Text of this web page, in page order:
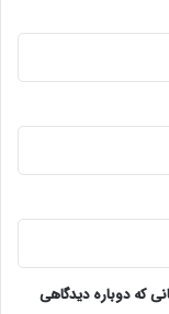
که دوباره دیدگاهی